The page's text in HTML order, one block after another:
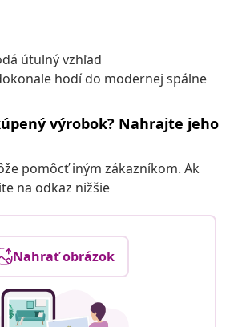
útulný vzhľad
hodí do modernej spálne
výrobok? Nahrajte jeho
pomôcť iným zákazníkom. Ak
na odkaz nižšie
Nahrať obrázok